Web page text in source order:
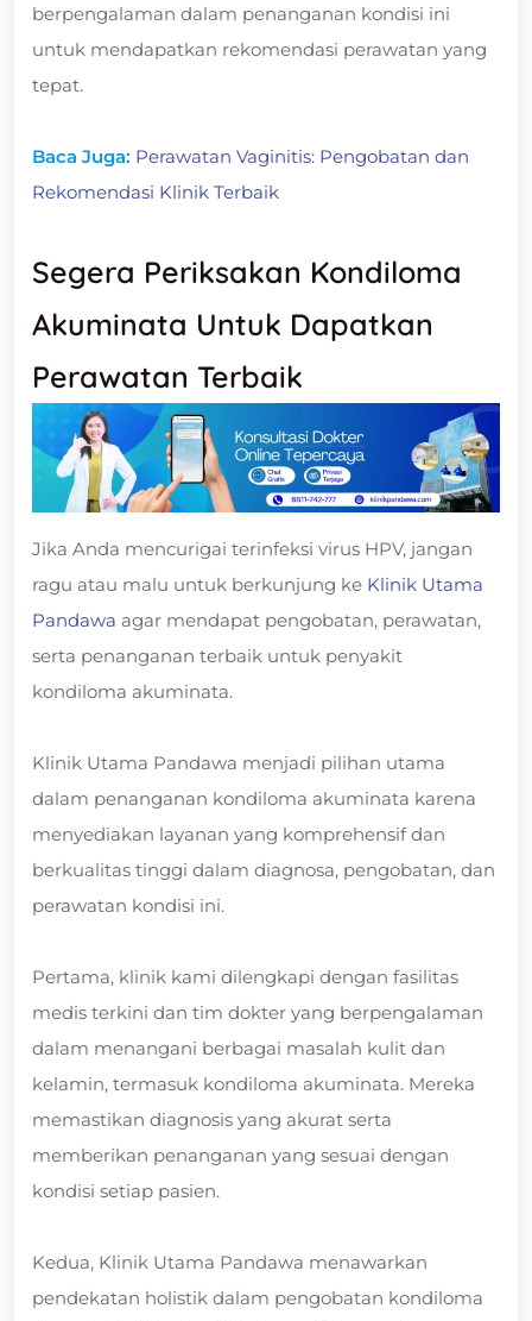
berpengalaman dalam penanganan kondisi ini
untuk mendapatkan rekomendasi perawatan yang
tepat.
Baca Juga: Perawatan Vaginitis: Pengobatan dan
Rekomendasi Klinik Terbaik
Segera Periksakan Kondiloma
Akuminata Untuk Dapatkan
Perawatan Terbaik
Jika Anda mencurigai terinfeksi virus HPV, jangan
ragu atau malu untuk berkunjung ke Klinik Utama
Pandawa agar mendapat pengobatan, perawatan,
serta penanganan terbaik untuk penyakit
kondiloma akuminata.
Klinik Utama Pandawa menjadi pilihan utama
dalam penanganan kondiloma akuminata karena
menyediakan layanan yang komprehensif dan
berkualitas tinggi dalam diagnosa, pengobatan, dan
perawatan kondisi ini.
Pertama, klinik kami dilengkapi dengan fasilitas
medis terkini dan tim dokter yang berpengalaman
dalam menangani berbagai masalah kulit dan
kelamin, termasuk kondiloma akuminata. Mereka
memastikan diagnosis yang akurat serta
memberikan penanganan yang sesuai dengan
kondisi setiap pasien.
Kedua, Klinik Utama Pandawa menawarkan
pendekatan holistik dalam pengobatan kondiloma